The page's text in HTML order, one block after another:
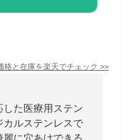
格と在庫を楽天でチェック >>
た医療用ステン
カルステンレスで